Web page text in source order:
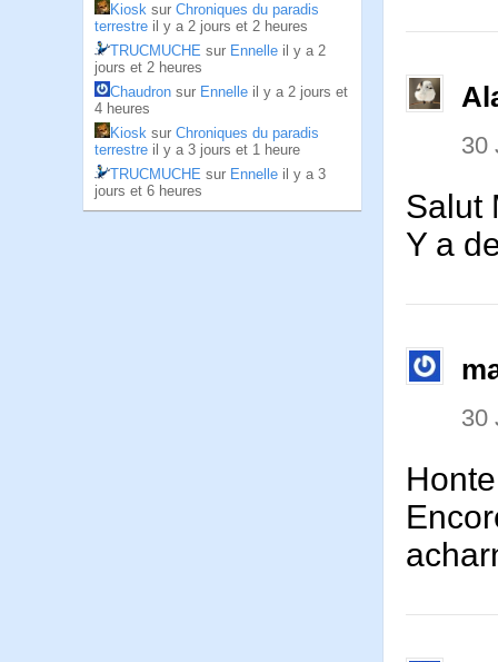
Kiosk sur Chroniques du paradis
terrestre il y a 2 jours et 2 heures
TRUCMUCHE sur Ennelle il y a 2
jours et 2 heures
Chaudron sur Ennelle il y a 2 jours et
4 heures
Kiosk sur Chroniques du paradis
terrestre il y a 3 jours et 1 heure
TRUCMUCHE sur Ennelle il y a 3
jours et 6 heures
30
Salut
Y a
30